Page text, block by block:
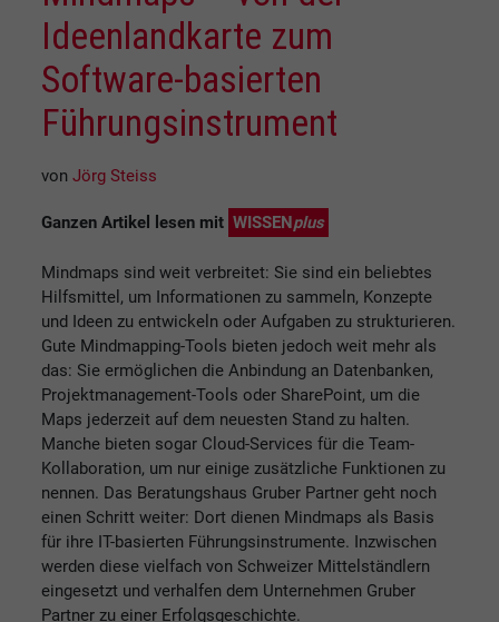
Ideenlandkarte zum
Software-basierten
Führungsinstrument
von Jörg Steiss
Ganzen Artikel lesen mit WISSENplus
Mindmaps sind weit verbreitet: Sie sind ein beliebtes
Hilfsmittel, um Informationen zu sammeln, Konzepte
und Ideen zu entwickeln oder Aufgaben zu strukturieren.
Gute Mindmapping-Tools bieten jedoch weit mehr als
das: Sie ermöglichen die Anbindung an Datenbanken,
Projektmanagement-Tools oder SharePoint, um die
Maps jederzeit auf dem neuesten Stand zu halten.
Manche bieten sogar Cloud-Services für die Team-
Kollaboration, um nur einige zusätzliche Funktionen zu
nennen. Das Beratungshaus Gruber Partner geht noch
einen Schritt weiter: Dort dienen Mindmaps als Basis
für ihre IT-basierten Führungsinstrumente. Inzwischen
werden diese vielfach von Schweizer Mittelständlern
eingesetzt und verhalfen dem Unternehmen Gruber
Partner zu einer Erfolgsgeschichte.